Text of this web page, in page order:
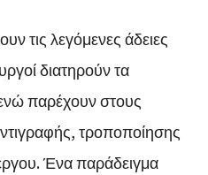
τις λεγόμενες άδειες
διατηρούν τα
παρέχουν στους
τροποποίησης
Ένα παράδειγμα